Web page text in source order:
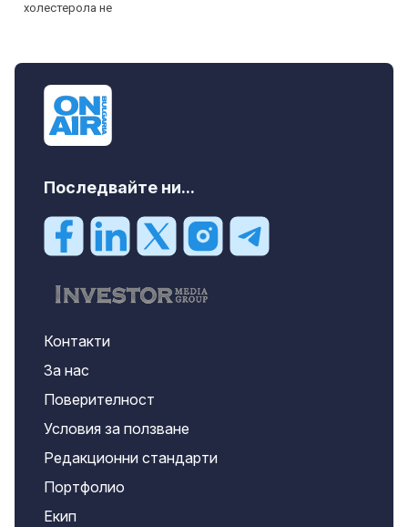
Последвайте ни...
Контакти
За нас
Поверителност
Условия за ползване
Редакционни стандарти
Портфолио
Екип